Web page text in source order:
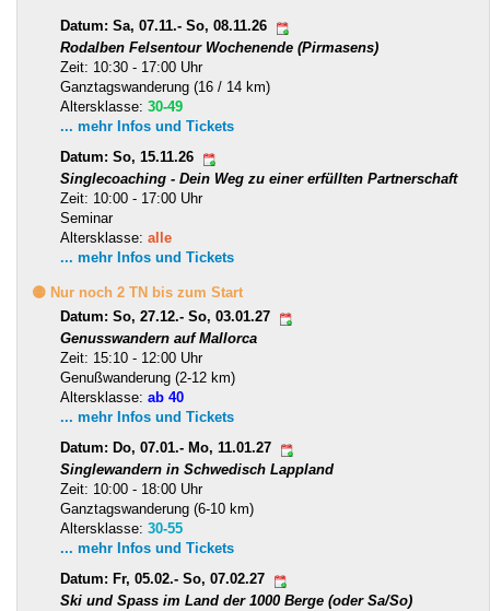
Datum: Sa, 07.11.- So, 08.11.26
Rodalben Felsentour Wochenende (Pirmasens)
Zeit: 10:30 - 17:00 Uhr
Ganztagswanderung (16 / 14 km)
Altersklasse: 30-49
... mehr Infos und Tickets
Datum: So, 15.11.26
Singlecoaching - Dein Weg zu einer erfüllten Partnerschaft
Zeit: 10:00 - 17:00 Uhr
Seminar
Altersklasse: alle
... mehr Infos und Tickets
🟡 Nur noch 2 TN bis zum Start
Datum: So, 27.12.- So, 03.01.27
Genusswandern auf Mallorca
Zeit: 15:10 - 12:00 Uhr
Genußwanderung (2-12 km)
Altersklasse: ab 40
... mehr Infos und Tickets
Datum: Do, 07.01.- Mo, 11.01.27
Singlewandern in Schwedisch Lappland
Zeit: 10:00 - 18:00 Uhr
Ganztagswanderung (6-10 km)
Altersklasse: 30-55
... mehr Infos und Tickets
Datum: Fr, 05.02.- So, 07.02.27
Ski und Spass im Land der 1000 Berge (oder Sa/So)